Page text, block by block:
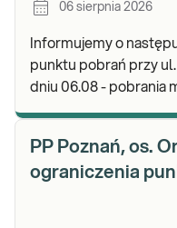
06 sierpnia 2026
Informujemy o
punktu pobrań przy ul.
dniu 06.08 - pobrania
PP Poznań, os.
ograniczenia